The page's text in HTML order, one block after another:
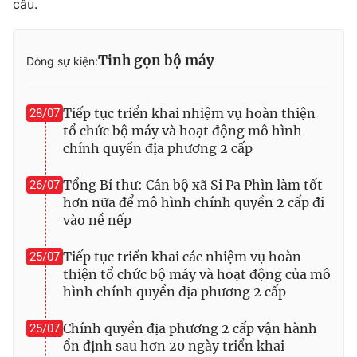
cầu.
Dòng sự kiện:Tinh gọn bộ máy
28/07 Tiếp tục triển khai nhiệm vụ hoàn thiện
tổ chức bộ máy và hoạt động mô hình
chính quyền địa phương 2 cấp
26/07 Tổng Bí thư: Cán bộ xã Si Pa Phìn làm tốt
hơn nữa để mô hình chính quyền 2 cấp đi
vào nề nếp
25/07 Tiếp tục triển khai các nhiệm vụ hoàn
thiện tổ chức bộ máy và hoạt động của mô
hình chính quyền địa phương 2 cấp
25/07 Chính quyền địa phương 2 cấp vận hành
ổn định sau hơn 20 ngày triển khai